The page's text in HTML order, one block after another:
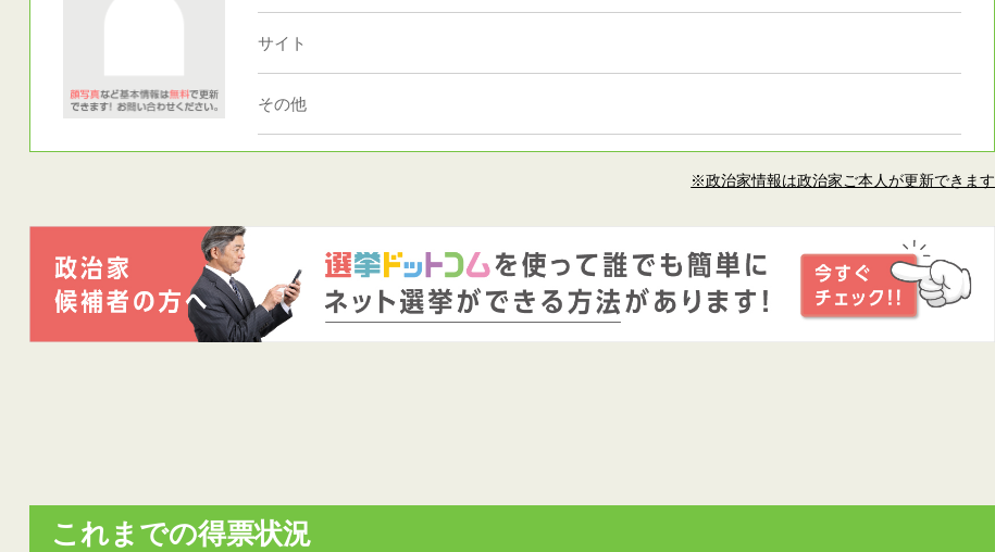
サイト
その他
※政治家情報は政治家ご本人が更新できます
これまでの得票状況